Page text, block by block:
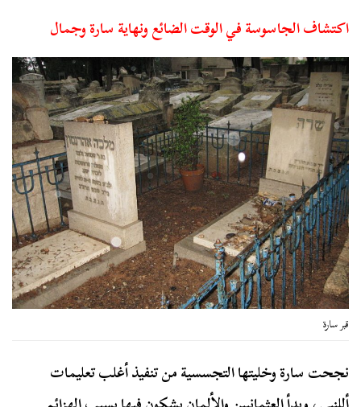
اكتشاف الجاسوسة في الوقت الضائع ونهاية سارة وجمال
قبر سارة
نجحت سارة وخليتها التجسسية من تنفيذ أغلب تعليمات